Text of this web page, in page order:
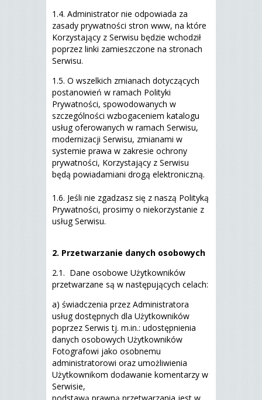
1.4. Administrator nie odpowiada za
zasady prywatności stron www, na które
Korzystający z Serwisu będzie wchodził
poprzez linki zamieszczone na stronach
Serwisu.
1.5. O wszelkich zmianach dotyczących
postanowień w ramach Polityki
Prywatności, spowodowanych w
szczególności wzbogaceniem katalogu
usług oferowanych w ramach Serwisu,
modernizacji Serwisu, zmianami w
systemie prawa w zakresie ochrony
prywatności, Korzystający z Serwisu
będą powiadamiani drogą elektroniczną.
1.6. Jeśli nie zgadzasz się z naszą Polityką
Prywatności, prosimy o niekorzystanie z
usług Serwisu.
2. Przetwarzanie danych osobowych
2.1. Dane osobowe Użytkowników
przetwarzane są w następujących celach:
a) świadczenia przez Administratora
usług dostępnych dla Użytkowników
poprzez Serwis tj. m.in.: udostępnienia
danych osobowych Użytkowników
Fotografowi jako osobnemu
administratorowi oraz umożliwienia
Użytkownikom dodawanie komentarzy w
Serwisie,